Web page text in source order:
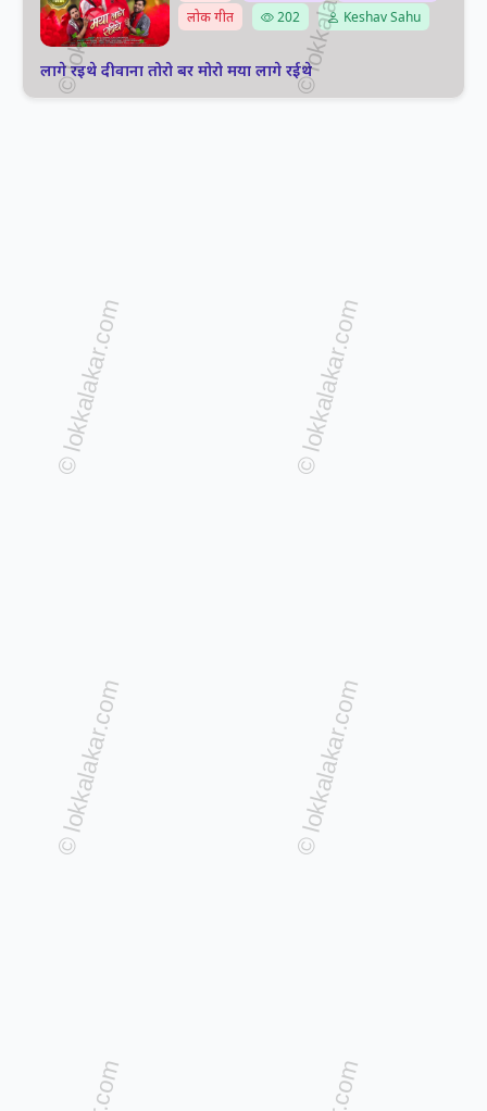
लोक गीत
202 Keshav Sahu
लागे रइथे दीवाना तोरो बर मोरो मया लागे रईथे